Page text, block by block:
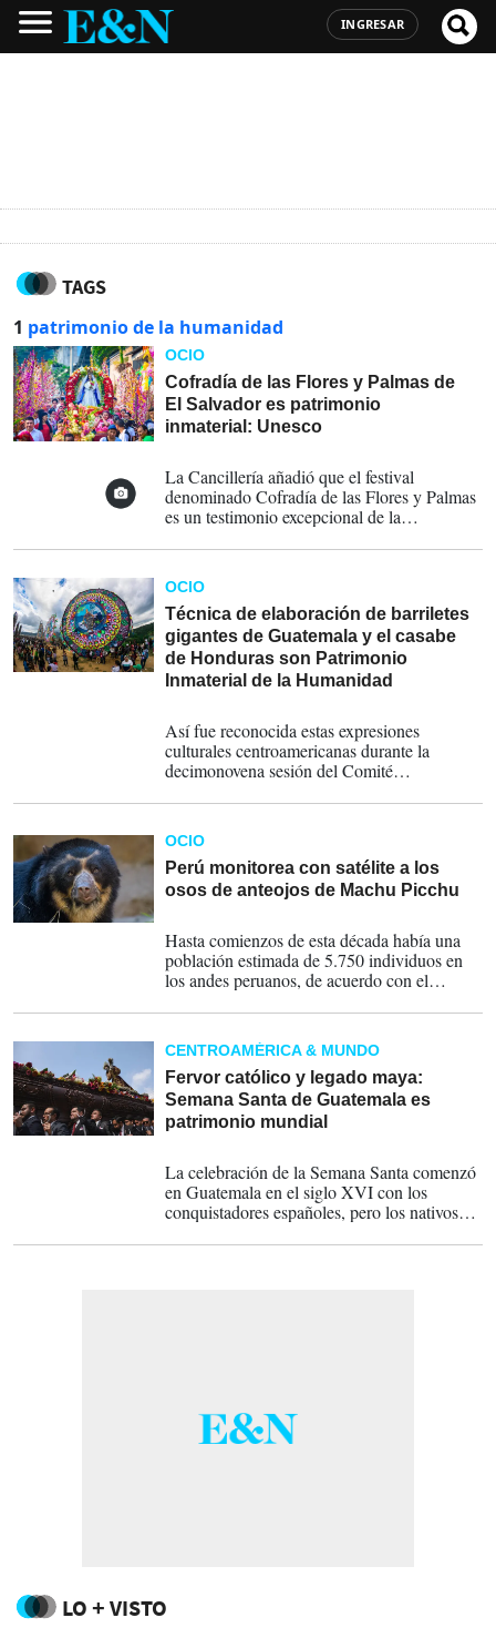
INGRESAR
TAGS
1 patrimonio de la humanidad
OCIO
Cofradía de las Flores y Palmas de
El Salvador es patrimonio
inmaterial: Unesco
La Cancillería añadió que el festival
denominado Cofradía de las Flores y Palmas
es un testimonio excepcional de la
continuidad cultural de la comunidad de
Panchimalco, cuyas mujeres, portadores y
familias han preservado, transmitido y
renovado esta manifestación a lo largo de
generaciones.
OCIO
Técnica de elaboración de barriletes
gigantes de Guatemala y el casabe
de Honduras son Patrimonio
Inmaterial de la Humanidad
Así fue reconocida estas expresiones
culturales centroamericanas durante la
decimonovena sesión del Comité
Patrimonio Cultural Inmaterial de la Unesco.
OCIO
Perú monitorea con satélite a los
osos de anteojos de Machu Picchu
Hasta comienzos de esta década había una
población estimada de 5.750 individuos en
los andes peruanos, de acuerdo con el
Silvestre.
CENTROAMÉRICA & MUNDO
Fervor católico y legado maya:
Semana Santa de Guatemala es
patrimonio mundial
La celebración de la Semana Santa comenzó
en Guatemala en el siglo XVI con los
conquistadores españoles, pero los nativos
cosmovisión.
LO + VISTO